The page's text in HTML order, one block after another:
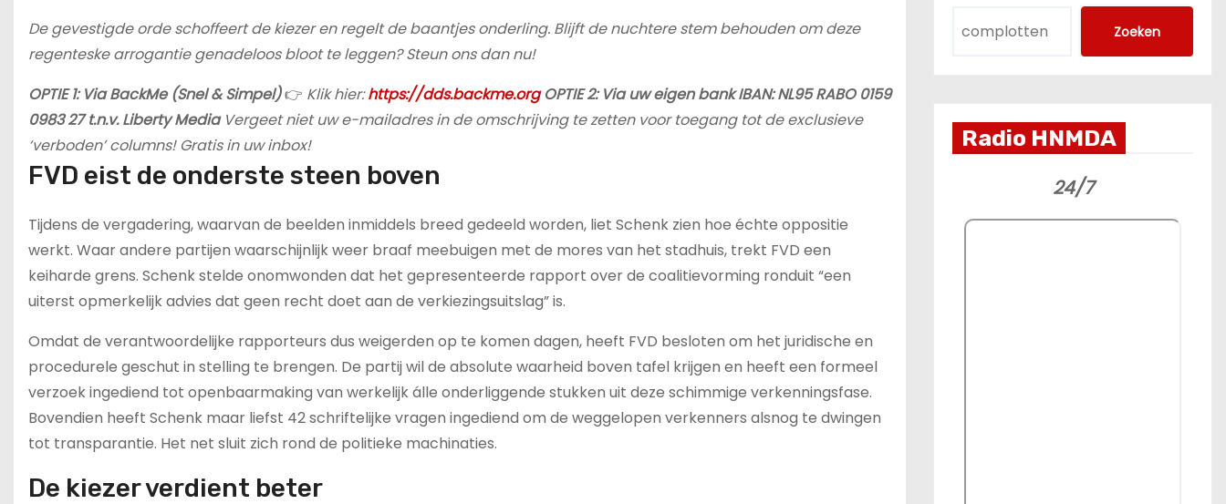
De gevestigde orde schoffeert de kiezer en regelt de baantjes onderling. Blijft de nuchtere stem behouden om deze
regenteske arrogantie genadeloos bloot te leggen? Steun ons dan nu!
OPTIE 1: Via BackMe (Snel & Simpel)👉 Klik hier:https://dds.backme.org OPTIE 2: Via uw eigen bank IBAN: NL95 RABO 0159
0983 27 t.n.v. Liberty Media Vergeet niet uw e-mailadres in de omschrijving te zetten voor toegang tot de exclusieve
‘verboden’ columns! Gratis in uw inbox!
FVD eist de onderste steen boven
Tijdens de vergadering, waarvan de beelden inmiddels breed gedeeld worden, liet Schenk zien hoe échte oppositie
werkt. Waar andere partijen waarschijnlijk weer braaf meebuigen met de mores van het stadhuis, trekt FVD een
keiharde grens. Schenk stelde onomwonden dat het gepresenteerde rapport over de coalitievorming ronduit “een
uiterst opmerkelijk advies dat geen recht doet aan de verkiezingsuitslag” is.
Omdat de verantwoordelijke rapporteurs dus weigerden op te komen dagen, heeft FVD besloten om het juridische en
procedurele geschut in stelling te brengen. De partij wil de absolute waarheid boven tafel krijgen en heeft een formeel
verzoek ingediend tot openbaarmaking van werkelijk álle onderliggende stukken uit deze schimmige verkenningsfase.
Bovendien heeft Schenk maar liefst 42 schriftelijke vragen ingediend om de weggelopen verkenners alsnog te dwingen
tot transparantie. Het net sluit zich rond de politieke machinaties.
De kiezer verdient beter
Zoeken
Radio HNMDA
24/7